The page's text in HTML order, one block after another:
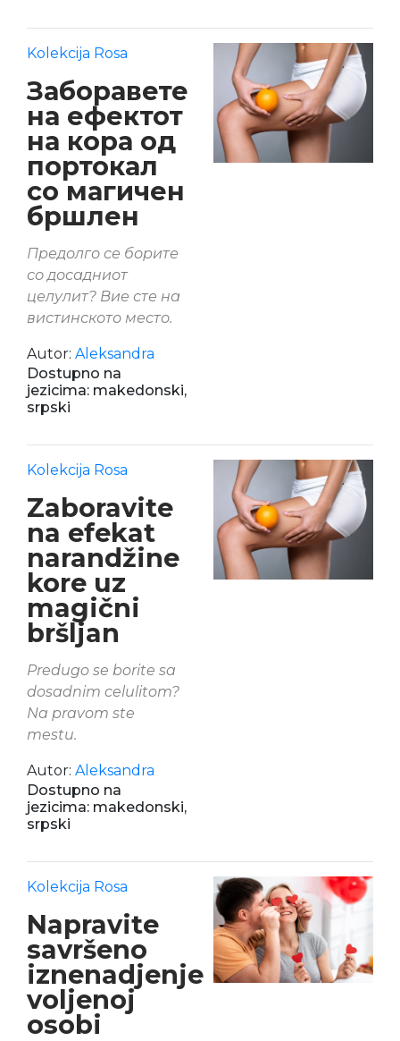
Kolekcija Rosa
Заборавете
на ефектот
на кора од
портокал
со магичен
бршлен
Предолго се борите
со досадниот
целулит? Вие сте на
вистинското место.
Autor: Aleksandra
Dostupno na
jezicima: makedonski,
srpski
Kolekcija Rosa
Zaboravite
na efekat
narandžine
kore uz
magični
bršljan
Predugo se borite sa
dosadnim celulitom?
Na pravom ste
mestu.
Autor: Aleksandra
Dostupno na
jezicima: makedonski,
srpski
Kolekcija Rosa
Napravite
savršeno
iznenadjenje
voljenoj
osobi